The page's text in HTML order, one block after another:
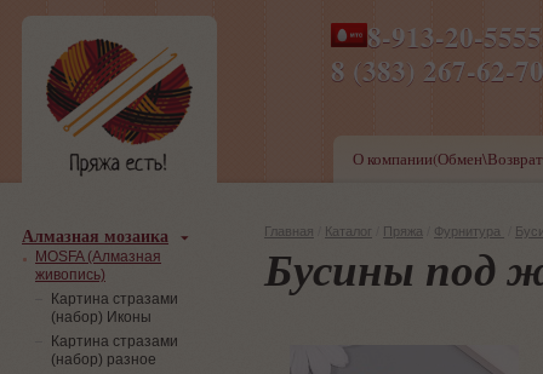
8-913-20-
8 (383) 267-
ПН-ПТ 8-17,СБ-ВС 9-
О
Главная Каталог Пряжа Фурнитура
Бусины под
Алмазная мозаика
MOSFA (Алмазная
живопись)
Картина стразами
(набор) Иконы
Картина стразами
(набор) разное